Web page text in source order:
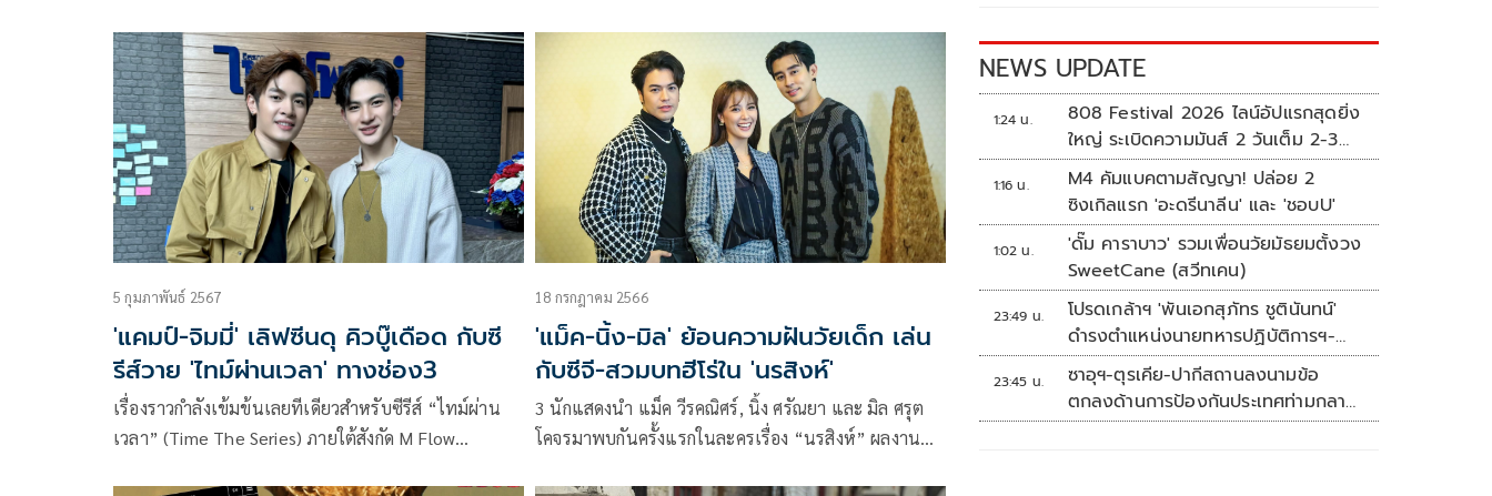
5 กุมภาพันธ์ 2567
'แคมป์-จิมมี่' เลิฟซีนดุ คิวบู๊เดือด กับซี
รีส์วาย 'ไทม์ผ่านเวลา' ทางช่อง3
เรื่องราวกำลังเข้มข้นเลยทีเดียวสำหรับซีรีส์ “ไทม์ผ่าน
เวลา” (Time The Series) ภายใต้สังกัด M Flow
18 กรกฎาคม 2566
'แม็ค-นิ้ง-มิล' ย้อนความฝันวัยเด็ก เล่น
กับซีจี-สวมบทฮีโร่ใน 'นรสิงห์'
3 นักแสดงนำ แม็ค วีรคณิศร์, นิ้ง ศรัณยา และ มิล ศรุต
โคจรมาพบกันครั้งแรกในละครเรื่อง “นรสิงห์” ผลงาน
NEWS UPDATE
1:24 น.
808 Festival 2026 ไลน์อัปแรกสุดยิ่ง
ใหญ่ ระเบิดความมันส์ 2 วันเต็ม 2-3
ต.ค.นี้
1:16 น.
M4 คัมแบคตามสัญญา! ปล่อย 2
ซิงเกิลแรก 'อะดรีนาลีน' และ 'ชอบU'
1:02 น.
'ดั๊ม คาราบาว' รวมเพื่อนวัยมัธยมตั้งวง
SweetCane (สวีทเคน)
23:49 น.
โปรดเกล้าฯ 'พันเอกสุภัทร ชูตินันทน์'
ดำรงตำแหน่งนายทหารปฏิบัติการฯ-
พระราชทานยศ 'พลตรี'
23:45 น.
ซาอุฯ-ตุรเคีย-ปากีสถานลงนามข้อ
ตกลงด้านการป้องกันประเทศท่ามกลาง
สงครามในภูมิภาค